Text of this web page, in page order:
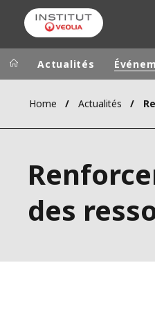
Groupe Veolia
CAMPUS
FONDATION
INSTITUT
Actualités
Home Actualités
des